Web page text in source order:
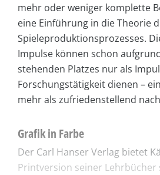
mehr oder weniger komplette
eine Einführung in die Theorie
Spieleproduktionsprozesses.
Impulse können schon
stehenden Platzes nur als
Forschungstätigkeit dienen –
mehr als zufriedenstellend
Grafik in Farbe
Der Carl Hanser Verlag bietet
Printversion seiner Lehrbücher